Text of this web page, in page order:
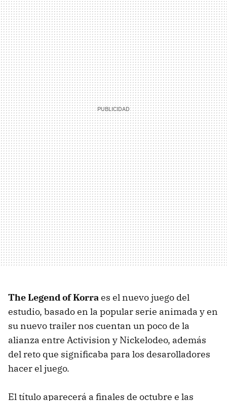
The Legend of Korraes el nuevo juego del
estudio, basado en la popular serie animada y en
su nuevo trailer nos cuentan un poco de la
alianza entre Activision y Nickelodeo, además
del reto que significaba para los desarolladores
hacer el juego.
El título aparecerá a finales de octubre e las